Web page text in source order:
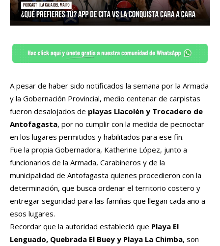
A pesar de haber sido notificados la semana por la Armada
y la Gobernación Provincial, medio centenar de carpistas
fueron desalojados de playas Llacolén y Trocadero de
Antofagasta, por no cumplir con la medida de pecnoctar
en los lugares permitidos y habilitados para ese fin.
Fue la propia Gobernadora, Katherine López, junto a
funcionarios de la Armada, Carabineros y de la
municipalidad de Antofagasta quienes procedieron con la
determinación, que busca ordenar el territorio costero y
entregar seguridad para las familias que llegan cada año a
esos lugares.
Recordar que la autoridad estableció que Playa El
Lenguado, Quebrada El Buey y Playa La Chimba, son